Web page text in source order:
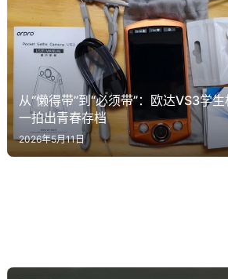
从“懒得带”到“必须带”：欧达VS3学
一拍出青春存档
2026年5月11日